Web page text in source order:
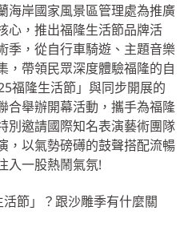
海岸國家風景區管理處為推廣
心，推出福隆生活節品牌活
季，從自行車騎遊、主題音樂
，帶領民眾深度體驗福隆的自
福隆生活節」與同步開展的
合舉辦開幕活動，攜手為福隆
別邀請國際知名表演藝術團隊
，以氣勢磅礡的鼓聲搭配流暢
入一股熱鬧氣氛!
節」？跟沙雕季有什麼關